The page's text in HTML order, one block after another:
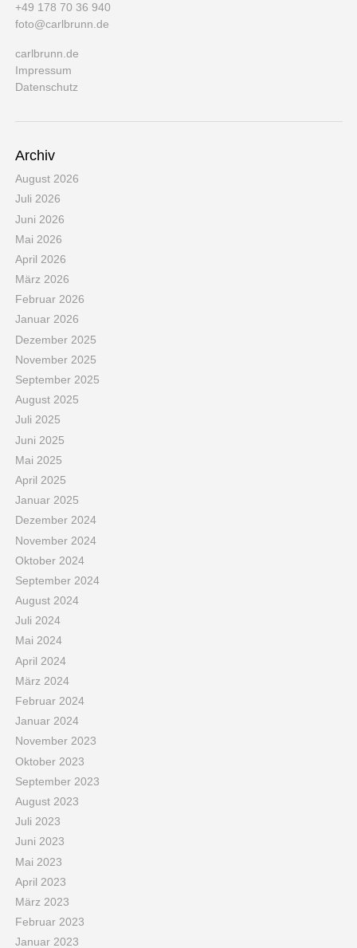
+49 178 70 36 940
foto@carlbrunn.de
carlbrunn.de
Impressum
Datenschutz
Archiv
August 2026
Juli 2026
Juni 2026
Mai 2026
April 2026
März 2026
Februar 2026
Januar 2026
Dezember 2025
November 2025
September 2025
August 2025
Juli 2025
Juni 2025
Mai 2025
April 2025
Januar 2025
Dezember 2024
November 2024
Oktober 2024
September 2024
August 2024
Juli 2024
Mai 2024
April 2024
März 2024
Februar 2024
Januar 2024
November 2023
Oktober 2023
September 2023
August 2023
Juli 2023
Juni 2023
Mai 2023
April 2023
März 2023
Februar 2023
Januar 2023